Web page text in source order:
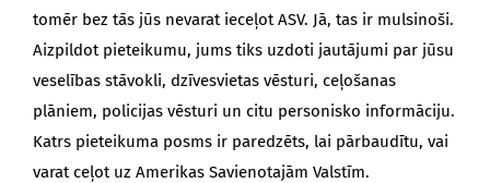
tomēr bez tās jūs nevarat ieceļot ASV. Jā, tas ir mulsinoši.
Aizpildot pieteikumu, jums tiks uzdoti jautājumi par jūsu
veselības stāvokli, dzīvesvietas vēsturi, ceļošanas
plāniem, policijas vēsturi un citu personisko informāciju.
Katrs pieteikuma posms ir paredzēts, lai pārbaudītu, vai
varat ceļot uz Amerikas Savienotajām Valstīm.